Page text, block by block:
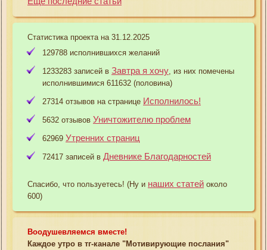
Статистика проекта на 31.12.2025
129788 исполнившихся желаний
1233283 записей в Завтра я хочу , из них помечены
исполнившимися 611632 (половина)
27314 отзывов на странице Исполнилось!
5632 отзывов Уничтожителю проблем
62969 Утренних страниц
72417 записей в Дневнике Благодарностей
Спасибо, что пользуетесь! (Ну и наших статей около
600)
Воодушевляемся вместе!
Каждое утро в тг-канале "Мотивирующие послания"